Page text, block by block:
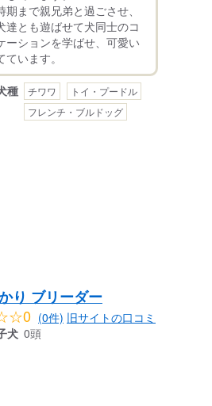
期まで親兄弟と過ごさせ、
達とも遊ばせて犬同士のコ
ーションを学ばせ、可愛い
種 チワワ
トイ・プードル
フレンチ・ブルドッグ
り ブリーダー
(0件) 旧サイトの口コミ
犬 0頭